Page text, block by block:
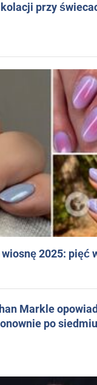
przy
2025: pięć
Markle
po